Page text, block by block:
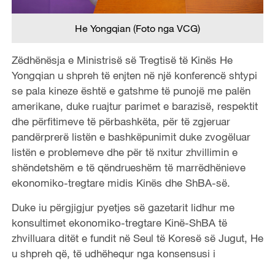
He Yongqian (Foto nga VCG)
Zëdhënësja e Ministrisë së Tregtisë të Kinës He
Yongqian u shpreh të enjten në një konferencë shtypi
se pala kineze është e gatshme të punojë me palën
amerikane, duke ruajtur parimet e barazisë, respektit
dhe përfitimeve të përbashkëta, për të zgjeruar
pandërprerë listën e bashkëpunimit duke zvogëluar
listën e problemeve dhe për të nxitur zhvillimin e
shëndetshëm e të qëndrueshëm të marrëdhënieve
ekonomiko-tregtare midis Kinës dhe ShBA-së.
Duke iu përgjigjur pyetjes së gazetarit lidhur me
konsultimet ekonomiko-tregtare Kinë-ShBA të
zhvilluara ditët e fundit në Seul të Koresë së Jugut, He
u shpreh që, të udhëhequr nga konsensusi i